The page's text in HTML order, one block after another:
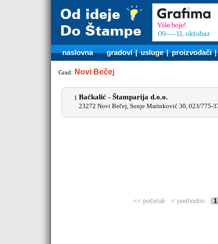
naslovna gradovi |usluge |proizvođači |
Grad: Novi Bečej
1 Bačkalić - Štamparija d.o.o.
23272 Novi Bečej, Sonje Marinković 30, 023/775-
<< početak < prethodno 1